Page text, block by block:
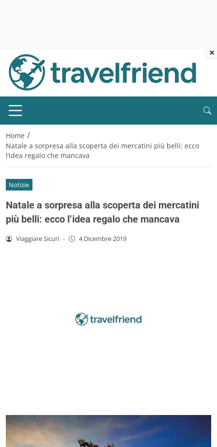
Home /
Natale a sorpresa alla scoperta dei mercatini più belli: ecco
l’idea regalo che mancava
Notizie
Natale a sorpresa alla scoperta dei mercatini
più belli: ecco l’idea regalo che mancava
Viaggiare Sicuri - 4 Dicembre 2019
×